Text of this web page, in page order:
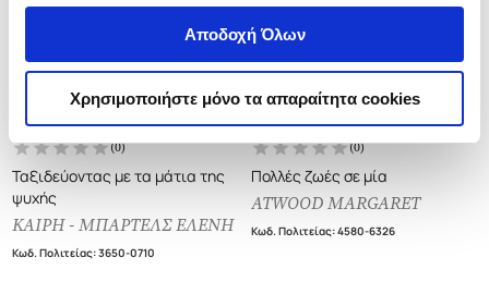
Αποδοχή Όλων
Χρησιμοποιήστε μόνο τα απαραίτητα cookies
(0)
Ταξιδεύοντας με τα μάτια της
ψυχής
ΚΑΙΡΗ - ΜΠΑΡΤΕΛΣ ΕΛΕΝΗ
Κωδ. Πολιτείας:3650-0710
(0)
Πολλές ζωές σε μία
ATWOOD MARGARET
Κωδ. Πολιτείας:4580-6326